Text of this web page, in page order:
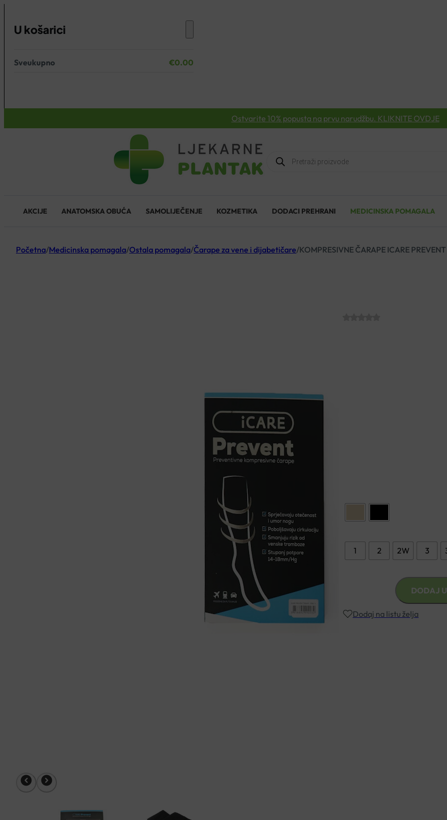
U košarici
Nema proizvoda u košarici.
Sveukupno €0.00
Ostvarite 10% popusta na prvu narudžbu. KLIKNITE OVDJE
Products
search
AKCIJE ANATOMSKA OBUĆA SAMOLIJEČENJE KOZMETIKA DODACI PREHRANI MEDICINSKA POMAGALA
Početna/Medicinska pomagala/Ostala pomagala/Čarape za vene i dijabetičare/KOMPRESIVNE ČARAPE ICARE
1
2 2W 3
KOMPRESIVNE
ICARE
DODAJ
Dodaj na listu želja